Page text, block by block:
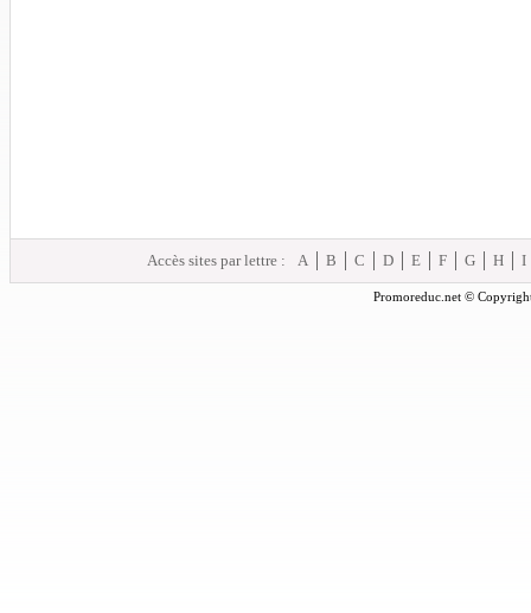
Accès sites par lettre : A B C D E F G H I
Promoreduc.net ©